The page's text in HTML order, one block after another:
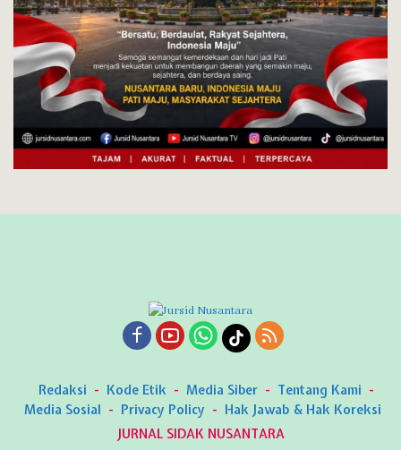
Redaksi Kode Etik Media Siber
Tentang Kami
Media Sosial
Privacy Policy
Hak Jawab & Hak Koreksi
JURNAL SIDAK NUSANTARA